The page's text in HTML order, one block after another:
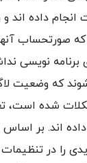
انجام داده
آنها
نویسی
که وضعیت
شده است،
داده اند. بر
را در